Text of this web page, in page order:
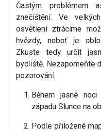
Častým problémem
znečištění. Ve
osvětlení ztrácíme
hvězdy, neboť je
Zkuste tedy určit
bydliště. Nezapomeňte
pozorování.
Během jasné
západu Slunce na
Podle přiložené